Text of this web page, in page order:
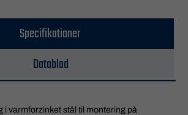
Specifikationer
Datablad
i varmforzinket stål til montering på